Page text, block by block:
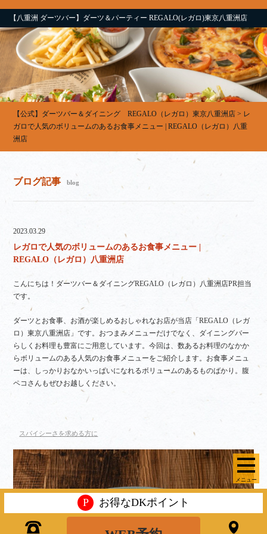
【八重洲 ダーツバー】ダーツ＆パーティー REGALO(レガロ)東京八重洲店
メニュー
【公式】ダーツバー＆ダイニング REGALO（レガロ）東京八重洲店 > レ
ガロで人気のボリュームのあるお食事メニュー | REGALO（レガロ）八重
洲店
ブログ記事 blog
2023.03.29
レガロで人気のボリュームのあるお食事メニュー |
REGALO（レガロ）八重洲店
こんにちは！ダーツバー＆ダイニングREGALO（レガロ）八重洲店PR担当
です。
ダーツとお食事、お酒が楽しめるおしゃれなお店が当店「REGALO（レガ
ロ）東京八重洲店」です。おつまみメニューだけでなく、ダイニングバー
らしくお料理も豊富にご用意しています。今回は、数あるお料理のなかか
らボリュームのある人気のお食事メニューをご紹介します。お食事メニュ
ーは、しっかりおなかいっぱいになれるボリュームのあるものばかり。腹
ペコさんもぜひお越しください。
スパイシーさを求める方に
P お得なDKポイント